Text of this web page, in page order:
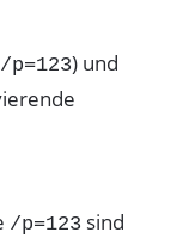
/p=123) und
/p=123 sind